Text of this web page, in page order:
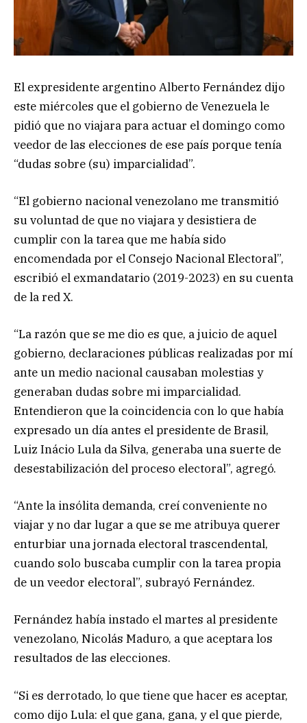
El expresidente argentino Alberto Fernández dijo
este miércoles que el gobierno de Venezuela le
pidió que no viajara para actuar el domingo como
veedor de las elecciones de ese país porque tenía
“dudas sobre (su) imparcialidad”.
“El gobierno nacional venezolano me transmitió
su voluntad de que no viajara y desistiera de
cumplir con la tarea que me había sido
encomendada por el Consejo Nacional Electoral”,
escribió el exmandatario (2019-2023) en su cuenta
de la red X.
“La razón que se me dio es que, a juicio de aquel
gobierno, declaraciones públicas realizadas por mí
ante un medio nacional causaban molestias y
generaban dudas sobre mi imparcialidad.
Entendieron que la coincidencia con lo que había
expresado un día antes el presidente de Brasil,
Luiz Inácio Lula da Silva, generaba una suerte de
desestabilización del proceso electoral”, agregó.
“Ante la insólita demanda, creí conveniente no
viajar y no dar lugar a que se me atribuya querer
enturbiar una jornada electoral trascendental,
cuando solo buscaba cumplir con la tarea propia
de un veedor electoral”, subrayó Fernández.
Fernández había instado el martes al presidente
venezolano, Nicolás Maduro, a que aceptara los
resultados de las elecciones.
“Si es derrotado, lo que tiene que hacer es aceptar,
como dijo Lula: el que gana, gana, y el que pierde,